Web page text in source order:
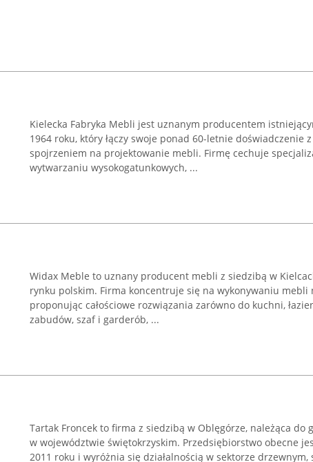
Kielecka Fabryka Mebli jest uznanym producentem
1964 roku, który łączy swoje ponad 60-letnie doświadczenie
spojrzeniem na projektowanie mebli. Firmę cechuje
wytwarzaniu wysokogatunkowych, ...
Widax Meble to uznany producent mebli z siedzibą w
rynku polskim. Firma koncentruje się na wykonywaniu mebli
proponując całościowe rozwiązania zarówno do kuchni,
zabudów, szaf i garderób, ...
Tartak Froncek to firma z siedzibą w Oblęgórze, należąca do
w województwie świętokrzyskim. Przedsiębiorstwo obecne
2011 roku i wyróżnia się działalnością w sektorze drzewnym,